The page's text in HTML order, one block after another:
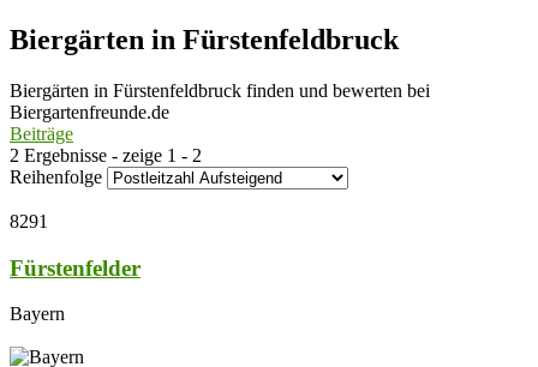
Biergärten in Fürstenfeldbruck
Biergärten in Fürstenfeldbruck finden und bewerten bei
Biergartenfreunde.de
Beiträge
2 Ergebnisse - zeige 1 - 2
Reihenfolge
8291
Fürstenfelder
Bayern